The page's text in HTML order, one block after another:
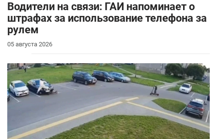
Водители на связи: ГАИ напоминает о
штрафах за использование телефона за
рулем
05 августа 2026